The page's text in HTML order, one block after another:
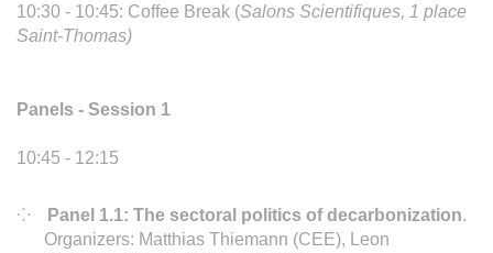
10:30 - 10:45: Coffee Break (Salons Scientifiques, 1 place
Saint-Thomas)
Panels - Session 1
10:45 - 12:15
Panel 1.1: The sectoral politics of decarbonization.
Organizers: Matthias Thiemann (CEE), Leon